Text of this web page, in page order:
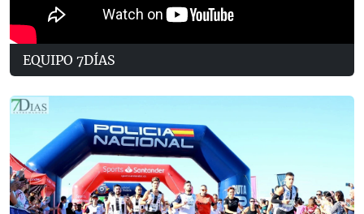
EQUIPO 7DÍAS